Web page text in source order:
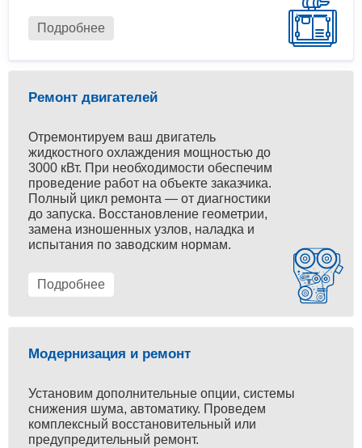
Подробнее
Ремонт двигателей
Отремонтируем ваш двигатель
жидкостного охлаждения мощностью до
3000 кВт. При необходимости обеспечим
проведение работ на объекте заказчика.
Полный цикл ремонта — от диагностики
до запуска. Восстановление геометрии,
замена изношенных узлов, наладка и
испытания по заводским нормам.
Подробнее
Модернизация и ремонт
Установим дополнительные опции, системы
снижения шума, автоматику. Проведем
комплексный восстановительный или
предупредительный ремонт.